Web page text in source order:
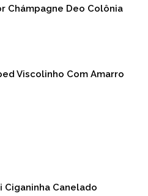
Chámpagne Deo Colônia
Viscolinho Com Amarro
Ciganinha Canelado